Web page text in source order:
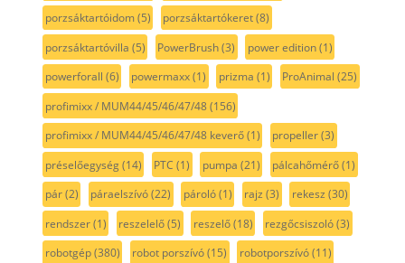
porzsáktartóidom(5) porzsáktartókeret(8)
porzsáktartóvilla (5) PowerBrush(3) power edition(1)
powerforall (6) powermaxx(1) prizma (1) ProAnimal (25)
profimixx / MUM44/45/46/47/48(156)
profimixx / MUM44/45/46/47/48 keverő(1) propeller(3)
préselőegység(14) PTC (1) pumpa (21) pálcahőmérő(1)
pár(2) páraelszívó(22) pároló(1) rajz (3) rekesz (30)
rendszer(1) reszelelő(5) reszelő(18) rezgőcsiszoló(3)
robotgép(380) robot porszívó(15) robotporszívó(11)